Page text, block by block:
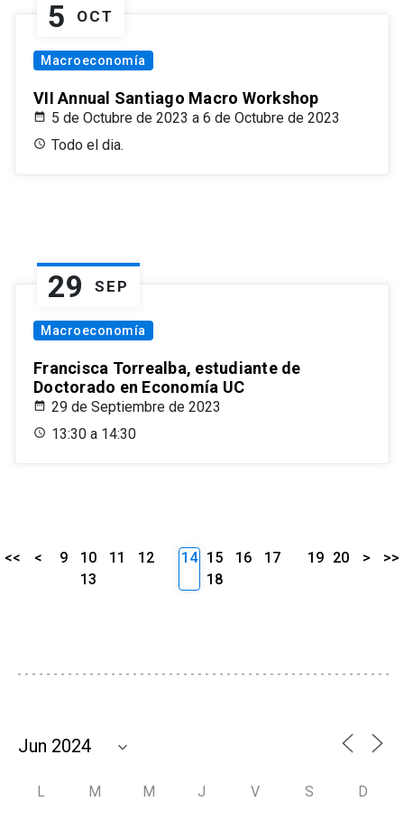
5 OCT
Macroeconomía
VII Annual Santiago Macro Workshop
5 de Octubre de 2023 a 6 de Octubre de 2023
Todo el dia.
29 SEP
Macroeconomía
Francisca Torrealba, estudiante de
Doctorado en Economía UC
29 de Septiembre de 2023
13:30 a 14:30
<< < 9 10 11
12
13
14 15 16
17
18
19 20 > >>
L M M J V S D